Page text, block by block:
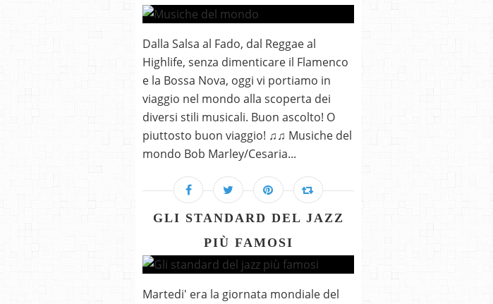
Dalla Salsa al Fado, dal Reggae al
Highlife, senza dimenticare il Flamenco
e la Bossa Nova, oggi vi portiamo in
viaggio nel mondo alla scoperta dei
diversi stili musicali. Buon ascolto! O
piuttosto buon viaggio! ♫♫ Musiche del
mondo Bob Marley/Cesaria...
GLI STANDARD DEL JAZZ
PIÙ FAMOSI
Martedi' era la giornata mondiale del